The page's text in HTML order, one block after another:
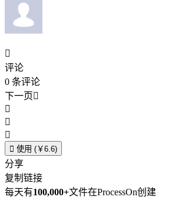

评论
0 条评论
下一页



 使用 (￥6.6)
分享
复制链接
每天有100,000+文件在ProcessOn创建